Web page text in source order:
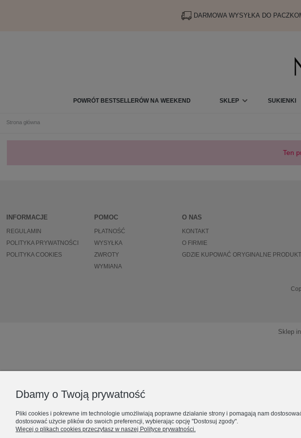
DARMOWA WYSYŁKA DO
POWRÓT BESTSELLERÓW NA WEEKEND SKLEP SUKIENKI
Strona główna
Ten
INFORMACJE
REGULAMIN
POLITYKA PRYWATNOŚCI
POLITYKA COOKIES
POMOC
PŁATNOŚĆ
WYSYŁKA
ZWROTY
WYMIANA
O NAS
KONTAKT
O FIRMIE
GDZIE KUPOWAĆ ORYGINALNE
Sklep
Dbamy o Twoją prywatność
Pliki cookies i pokrewne im technologie umożliwiają poprawne działanie strony i pomagają nam
dostosować użycie plików do swoich preferencji, wybierając opcję "Dostosuj zgody".
Więcej o plikach cookies przeczytasz w naszej Polityce prywatności.